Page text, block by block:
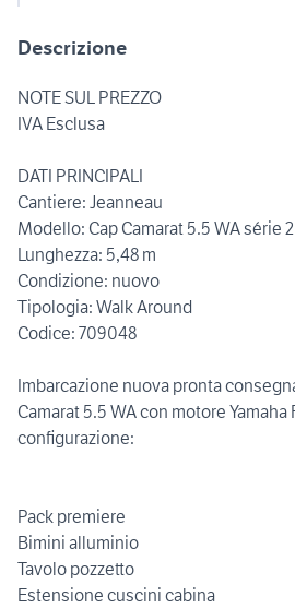
Descrizione
NOTE SUL PREZZO
IVA Esclusa
DATI PRINCIPALI
Cantiere: Jeanneau
Modello: Cap Camarat 5.5 WA série 2
Lunghezza: 5,48 m
Condizione: nuovo
Tipologia: Walk Around
Codice: 709048
Imbarcazione nuova pronta
Camarat 5.5 WA con motore
configurazione:
Pack premiere
Bimini alluminio
Tavolo pozzetto
Estensione cuscini cabina